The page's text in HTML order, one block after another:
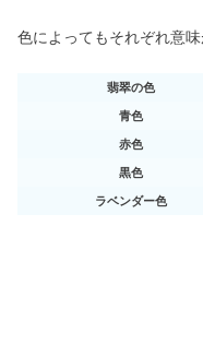
色によってもそれぞれ意
翡翠の色
青色
赤色
黒色
ラベンダー色